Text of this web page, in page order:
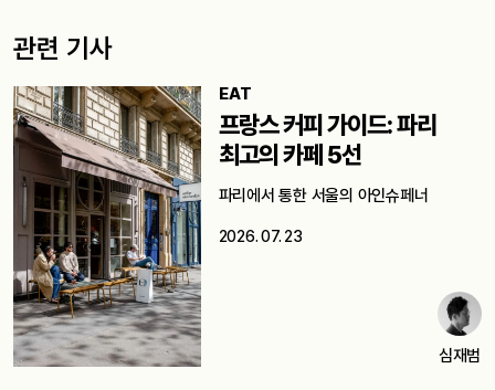
관련 기사
EAT
프랑스 커피 가이드: 파리
최고의 카페 5선
파리에서 통한 서울의 아인슈페너
2026. 07. 23
심재범